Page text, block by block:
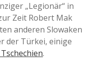
„Legionär“ in
Zeit Robert Mak
anderen Slowaken
der Türkei, einige
.